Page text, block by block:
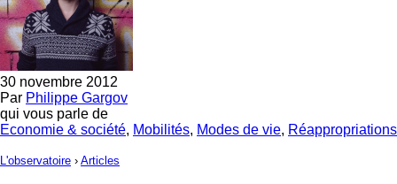
30 novembre 2012
Par Philippe Gargov
qui vous parle de
Economie & société, Mobilités, Modes de vie, Réappropriations
L'observatoire › Articles